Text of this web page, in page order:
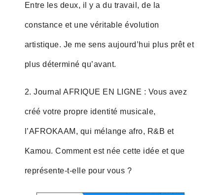
Entre les deux, il y a du travail, de la
constance et une véritable évolution
artistique. Je me sens aujourd’hui plus prêt et
plus déterminé qu’avant.
2. Journal AFRIQUE EN LIGNE : Vous avez
créé votre propre identité musicale,
l’AFROKAAM, qui mélange afro, R&B et
Kamou. Comment est née cette idée et que
représente-t-elle pour vous ?